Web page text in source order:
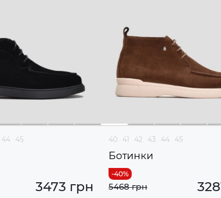
44 45
3473 грн
40 41 42 43 44 45
Ботинки
5468 грн